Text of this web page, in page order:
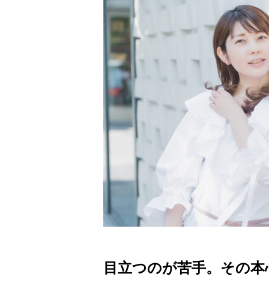
目立つのが苦手。その本